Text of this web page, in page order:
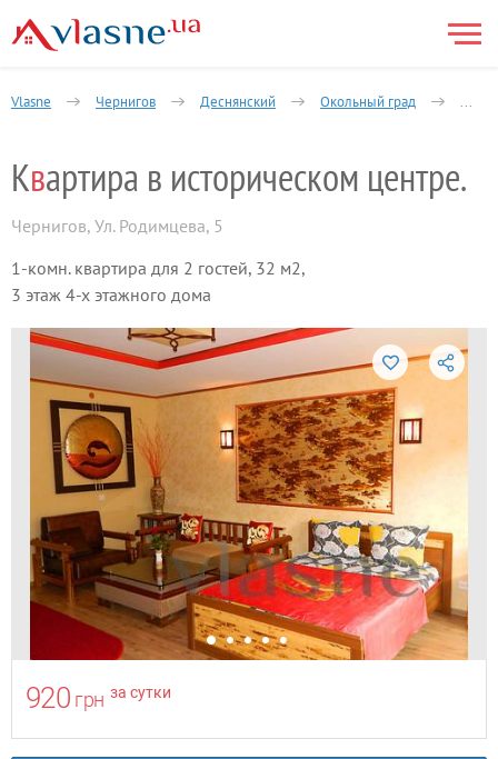
Vlasne Чернигов Деснянский Окольный град 1-
Квартира в историческом центре.
Чернигов, Ул. Родимцева, 5
1-комн. квартира для 2 гостей, 32 м2,
3 этаж 4-х этажного дома
920 грн за сутки